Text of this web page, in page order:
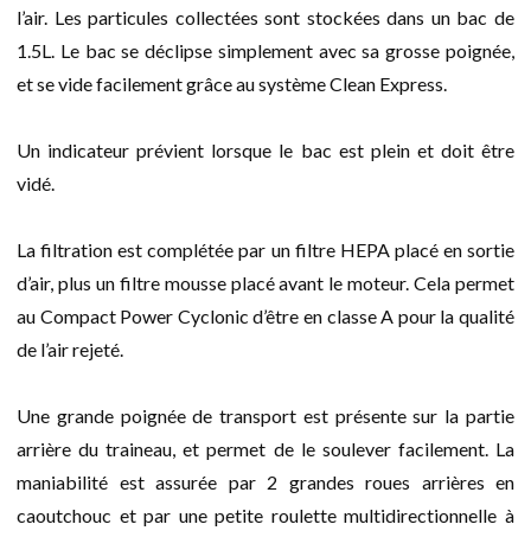
l’air. Les particules collectées sont stockées dans un bac de
1.5L. Le bac se déclipse simplement avec sa grosse poignée,
et se vide facilement grâce au système Clean Express.
Un indicateur prévient lorsque le bac est plein et doit être
vidé.
La filtration est complétée par un filtre HEPA placé en sortie
d’air, plus un filtre mousse placé avant le moteur. Cela permet
au Compact Power Cyclonic d’être en classe A pour la qualité
de l’air rejeté.
Une grande poignée de transport est présente sur la partie
arrière du traineau, et permet de le soulever facilement. La
maniabilité est assurée par 2 grandes roues arrières en
caoutchouc et par une petite roulette multidirectionnelle à